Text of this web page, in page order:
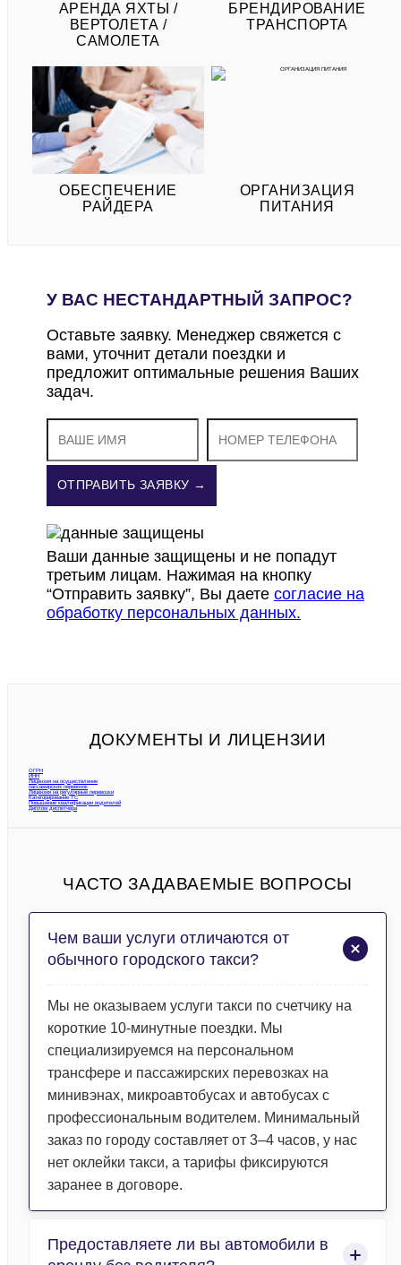
АРЕНДА ЯХТЫ /
ВЕРТОЛЕТА /
САМОЛЕТА
БРЕНДИРОВАНИЕ
ТРАНСПОРТА
ОБЕСПЕЧЕНИЕ
РАЙДЕРА
ОРГАНИЗАЦИЯ
ПИТАНИЯ
У ВАС НЕСТАНДАРТНЫЙ ЗАПРОС?
Оставьте заявку. Менеджер свяжется с
вами, уточнит детали поездки и
предложит оптимальные решения Ваших
задач.
ОТПРАВИТЬ ЗАЯВКУ →
Ваши данные защищены и не попадут
третьим лицам. Нажимая на кнопку
“Отправить заявку”, Вы даете согласие на
обработку персональных данных.
ДОКУМЕНТЫ И ЛИЦЕНЗИИ
ОГРН
ИНН
Лицензия на осуществление
пассажирских перевозок
Лицензия на регулярные перевозки
Категорирование ТС
Повышение квалификации водителей
Диплом диспетчера
ЧАСТО ЗАДАВАЕМЫЕ ВОПРОСЫ
Чем ваши услуги отличаются от
обычного городского такси?
Мы не оказываем услуги такси по счетчику на
короткие 10-минутные поездки. Мы
специализируемся на персональном
трансфере и пассажирских перевозках на
минивэнах, микроавтобусах и автобусах с
профессиональным водителем. Минимальный
заказ по городу составляет от 3–4 часов, у нас
нет оклейки такси, а тарифы фиксируются
заранее в договоре.
Предоставляете ли вы автомобили в